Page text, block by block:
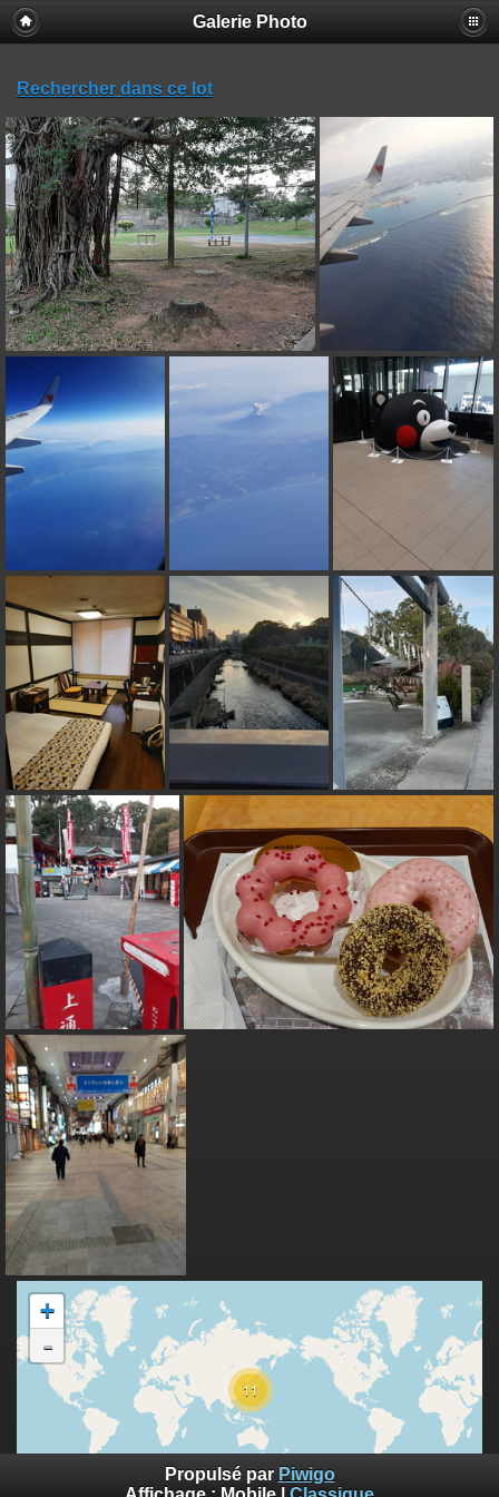
Galerie Photo
Rechercher dans ce lot
11
+
-
Propulsé par Piwigo